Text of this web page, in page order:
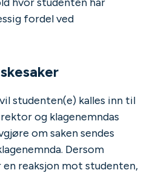
fordel ved
studenten(e) kalles inn til
og klagenemndas
om saken sendes
Dersom
reaksjon mot studenten,